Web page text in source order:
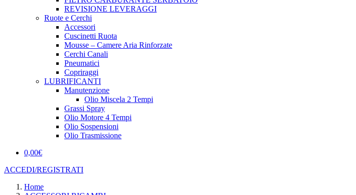
REVISIONE LEVERAGGI
Ruote e Cerchi
Accessori
Cuscinetti Ruota
Mousse – Camere Aria Rinforzate
Cerchi Canali
Pneumatici
Copriraggi
LUBRIFICANTI
Manutenzione
Olio Miscela 2 Tempi
Grassi Spray
Olio Motore 4 Tempi
Olio Sospensioni
Olio Trasmissione
0,00€
ACCEDI/REGISTRATI
Home